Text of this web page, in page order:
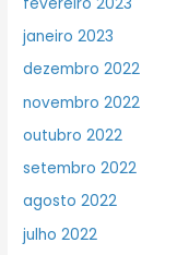
janeiro 2023
dezembro 2022
novembro 2022
outubro 2022
setembro 2022
agosto 2022
julho 2022